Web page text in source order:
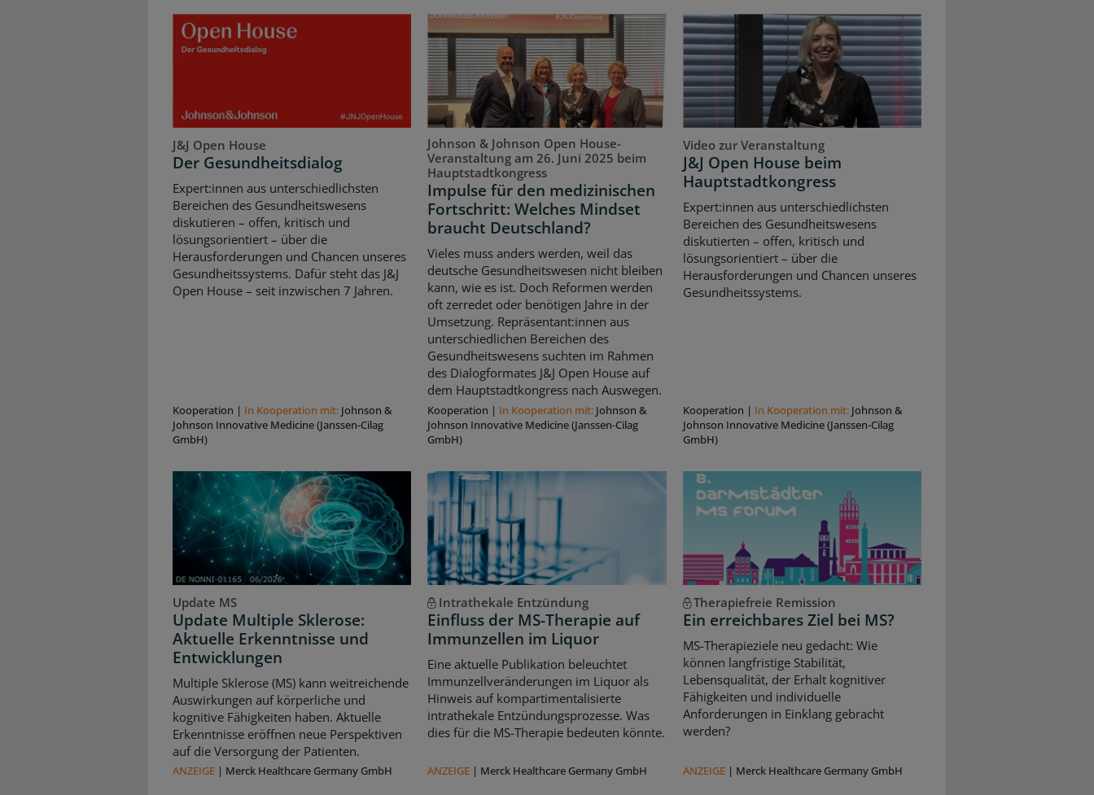
J&J Open House
Der Gesundheitsdialog
Expert:innen aus unterschiedlichsten
Bereichen des Gesundheitswesens
diskutieren – offen, kritisch und
lösungsorientiert – über die
Herausforderungen und Chancen unseres
Gesundheitssystems. Dafür steht das J&J
Open House – seit inzwischen 7 Jahren.
Kooperation | In Kooperation mit: Johnson &
Johnson Innovative Medicine (Janssen-Cilag
GmbH)
Johnson & Johnson Open House-
Veranstaltung am 26. Juni 2025 beim
Hauptstadtkongress
Impulse für den medizinischen
Fortschritt: Welches Mindset
braucht Deutschland?
Vieles muss anders werden, weil das
deutsche Gesundheitswesen nicht bleiben
kann, wie es ist. Doch Reformen werden
oft zerredet oder benötigen Jahre in der
Umsetzung. Repräsentant:innen aus
unterschiedlichen Bereichen des
Gesundheitswesens suchten im Rahmen
des Dialogformates J&J Open House auf
dem Hauptstadtkongress nach Auswegen.
Kooperation | In Kooperation mit: Johnson &
Johnson Innovative Medicine (Janssen-Cilag
GmbH)
Video zur Veranstaltung
J&J Open House beim
Hauptstadtkongress
Expert:innen aus unterschiedlichsten
Bereichen des Gesundheitswesens
diskutierten – offen, kritisch und
lösungsorientiert – über die
Herausforderungen und Chancen unseres
Gesundheitssystems.
Kooperation | In Kooperation mit: Johnson &
Johnson Innovative Medicine (Janssen-Cilag
GmbH)
Update MS
Update Multiple Sklerose:
Aktuelle Erkenntnisse und
Entwicklungen
Multiple Sklerose (MS) kann weitreichende
Auswirkungen auf körperliche und
kognitive Fähigkeiten haben. Aktuelle
Erkenntnisse eröffnen neue Perspektiven
auf die Versorgung der Patienten.
ANZEIGE | Merck Healthcare Germany GmbH
Intrathekale Entzündung
Einfluss der MS-Therapie auf
Immunzellen im Liquor
Eine aktuelle Publikation beleuchtet
Immunzellveränderungen im Liquor als
Hinweis auf kompartimentalisierte
intrathekale Entzündungsprozesse. Was
dies für die MS-Therapie bedeuten könnte.
ANZEIGE | Merck Healthcare Germany GmbH
Therapiefreie Remission
Ein erreichbares Ziel bei MS?
MS-Therapieziele neu gedacht: Wie
können langfristige Stabilität,
Lebensqualität, der Erhalt kognitiver
Fähigkeiten und individuelle
Anforderungen in Einklang gebracht
werden?
ANZEIGE| Merck Healthcare Germany GmbH